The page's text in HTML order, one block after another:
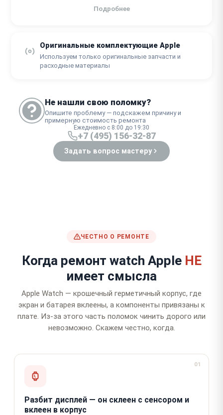
Подробнее
Оригинальные комплектующие Apple
Используем только оригинальные запчасти и
расходные материалы
Не нашли свою поломку?
Опишите проблему — подскажем причину и
примерную стоимость ремонта
Ежедневно с 8:00 до 19:30
+7 (495) 156-32-87
Задать вопрос мастеру
ЧЕСТНО О РЕМОНТЕ
Когда ремонт watch Apple НЕ
имеет смысла
Apple Watch — крошечный герметичный корпус, где
экран и батарея вклеены, а компоненты привязаны к
плате. Из-за этого часть поломок чинить дорого или
невозможно. Скажем честно, когда.
01
Разбит дисплей — он склеен с сенсором и
вклеен в корпус